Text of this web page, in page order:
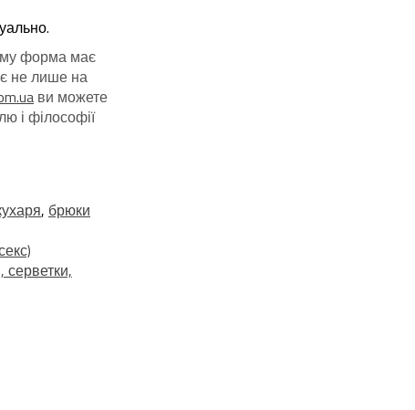
форма має
не лише на
ви можете
і філософії
, брюки
серветки,